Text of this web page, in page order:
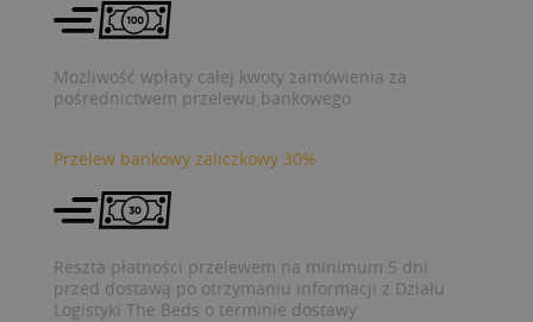
Możliwość wpłaty całej kwoty zamówienia za
pośrednictwem przelewu bankowego
Przelew bankowy zaliczkowy 30%
Reszta płatności przelewem na minimum 5 dni
przed dostawą po otrzymaniu informacji z Działu
Logistyki The Beds o terminie dostawy